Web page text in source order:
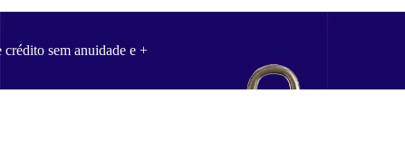
crédito sem anuidade e +